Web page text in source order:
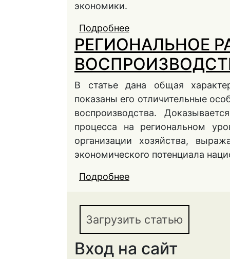
экономики.
Подробнее
ВЗАИМОСВЯЗЬ И
РЕГИОНАЛЬНОЕ
В статье дана общая
показаны его отличительные
воспроизводства.
процесса на региональном
организации хозяйства,
экономического потенциала
Подробнее
Загрузить статью
Вход на сайт